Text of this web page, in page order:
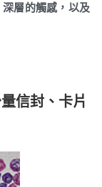
層的觸感，以及
信封、卡片